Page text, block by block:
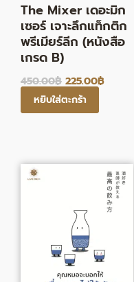
The Mixer เดอะมิก
เซอร์ เจาะลึกแท็กติก
พรีเมียร์ลีก (หนังสือ
เกรด B)
450.00฿ 225.00฿
หยิบใส่ตะกร้า
price
price
is:
217.00฿.